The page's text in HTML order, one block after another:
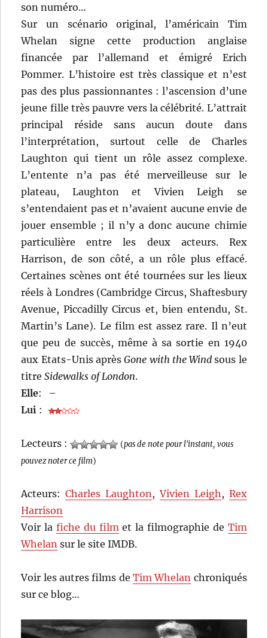
son numéro…
Sur un scénario original, l’américain Tim
Whelan signe cette production anglaise
financée par l’allemand et émigré Erich
Pommer. L’histoire est très classique et n’est
pas des plus passionnantes : l’ascension d’une
jeune fille très pauvre vers la célébrité. L’attrait
principal réside sans aucun doute dans
l’interprétation, surtout celle de Charles
Laughton qui tient un rôle assez complexe.
L’entente n’a pas été merveilleuse sur le
plateau, Laughton et Vivien Leigh se
s’entendaient pas et n’avaient aucune envie de
jouer ensemble ; il n’y a donc aucune chimie
particulière entre les deux acteurs. Rex
Harrison, de son côté, a un rôle plus effacé.
Certaines scènes ont été tournées sur les lieux
réels à Londres (Cambridge Circus, Shaftesbury
Avenue, Piccadilly Circus et, bien entendu, St.
Martin’s Lane). Le film est assez rare. Il n’eut
que peu de succès, même à sa sortie en 1940
aux Etats-Unis aprèsGone with the Wind sous le
titreSidewalks of London.
Elle:
–
Lui :
Lecteurs : (pas de note pour l'instant, vous
pouvez noter ce film)
Acteurs:Charles Laughton,Vivien Leigh, Rex
Harrison
Voir la fiche du filmet la filmographie de Tim
Whelan sur le site IMDB.
Voir les autres films deTim Whelan chroniqués
sur ce blog…